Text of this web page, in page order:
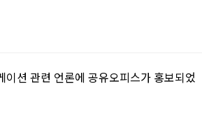
이션 관련 언론에 공유오피스가 홍보되었